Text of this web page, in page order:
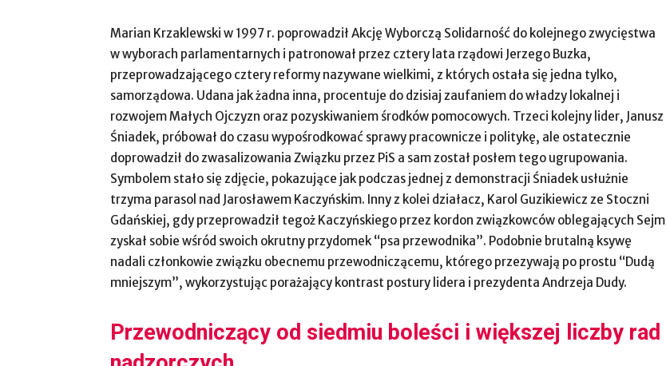
Marian Krzaklewski w 1997 r. poprowadził Akcję Wyborczą Solidarność do kolejnego zwycięstwa
w wyborach parlamentarnych i patronował przez cztery lata rządowi Jerzego Buzka,
przeprowadzającego cztery reformy nazywane wielkimi, z których ostała się jedna tylko,
samorządowa. Udana jak żadna inna, procentuje do dzisiaj zaufaniem do władzy lokalnej i
rozwojem Małych Ojczyzn oraz pozyskiwaniem środków pomocowych. Trzeci kolejny lider, Janusz
Śniadek, próbował do czasu wypośrodkować sprawy pracownicze i politykę, ale ostatecznie
doprowadził do zwasalizowania Związku przez PiS a sam został posłem tego ugrupowania.
Symbolem stało się zdjęcie, pokazujące jak podczas jednej z demonstracji Śniadek usłużnie
trzyma parasol nad Jarosławem Kaczyńskim. Inny z kolei działacz, Karol Guzikiewicz ze Stoczni
Gdańskiej, gdy przeprowadził tegoż Kaczyńskiego przez kordon związkowców oblegających Sejm
zyskał sobie wśród swoich okrutny przydomek “psa przewodnika”. Podobnie brutalną ksywę
nadali członkowie związku obecnemu przewodniczącemu, którego przezywają po prostu “Dudą
mniejszym”, wykorzystując porażający kontrast postury lidera i prezydenta Andrzeja Dudy.
Przewodniczący od siedmiu boleści i większej liczby rad